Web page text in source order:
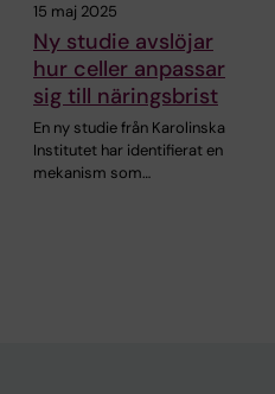
15 maj 2025
Ny studie avslöjar
hur celler anpassar
sig till näringsbrist
En ny studie från Karolinska
Institutet har identifierat en
mekanism som…